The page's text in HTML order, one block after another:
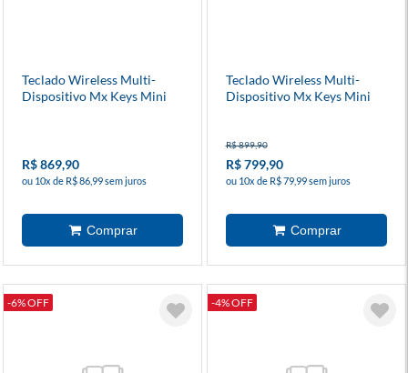
Teclado Wireless Multi-
Dispositivo Mx Keys Mini
R$ 869,90
ou 10x de R$ 86,99 sem juros
Teclado Wireless Multi-
Dispositivo Mx Keys Mini
R$ 899,90
R$ 799,90
ou 10x de R$ 79,99 sem juros
-6% OFF -4% OFF